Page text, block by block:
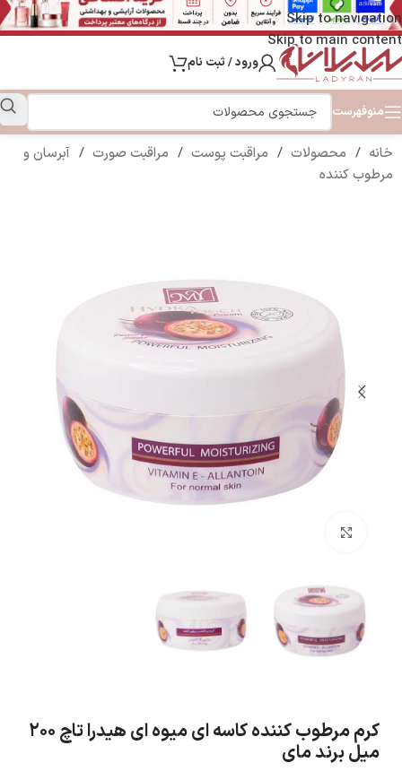
Skip to navigation
Skip to main content
ورود / ثبت نام
منوفهرست
خانه / محصولات / مراقبت پوست / مراقبت صورت / آبرسان و
مرطوب کننده
کرم مرطوب کننده کاسه ای میوه ای هیدرا تاچ ۲۰۰
میل برند مای